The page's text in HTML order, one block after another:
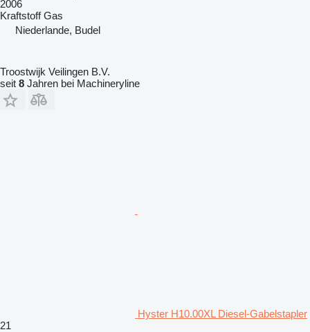
2006
Kraftstoff Gas
Niederlande, Budel
Troostwijk Veilingen B.V.
seit 8 Jahren bei Machineryline
Hyster H10.00XL Diesel-Gabelstapler
21